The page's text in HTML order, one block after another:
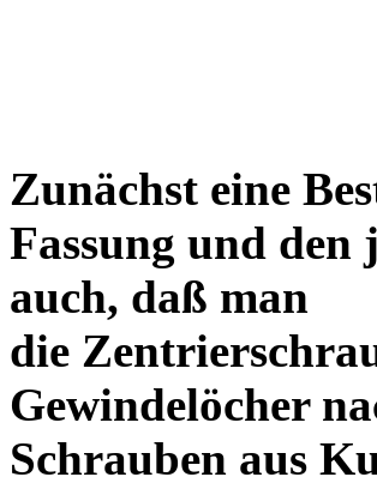
Zunächst eine
Fassung und
auch, daß man
die
Gewindelöcher
Schrauben aus